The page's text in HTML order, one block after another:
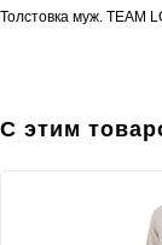
Толстовка муж. TEAM
С этим